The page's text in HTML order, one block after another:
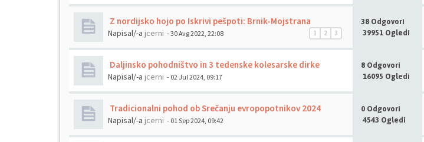
Z nordijsko hojo po Iskrivi pešpoti: Brnik-Mojstrana
1 2 3
Napisal/-a jcerni - 30 Avg 2022, 22:08
38 Odgovori
39951 Ogledi
Daljinsko pohodništvo in 3 tedenske kolesarske dirke
Napisal/-a jcerni - 02 Jul 2024, 09:17
8 Odgovori
16095 Ogledi
Tradicionalni pohod ob Srečanju evropopotnikov 2024
Napisal/-a jcerni - 01 Sep 2024, 09:42
0 Odgovori
4543 Ogledi